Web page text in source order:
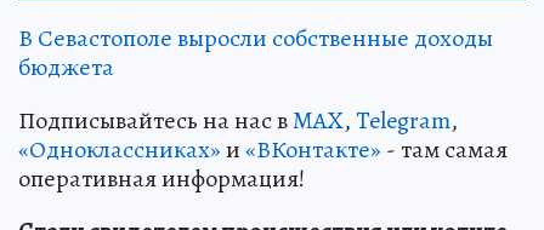
В Севастополе выросли собственные доходы
бюджета
Подписывайтесь на нас вMAX,Telegram,
«Одноклассниках»и«ВКонтакте» - там самая
оперативная информация!